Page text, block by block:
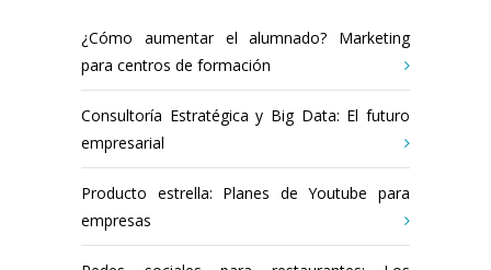
¿Cómo aumentar el alumnado? Marketing
para centros de formación
Consultoría Estratégica y Big Data: El futuro
empresarial
Producto estrella: Planes de Youtube para
empresas